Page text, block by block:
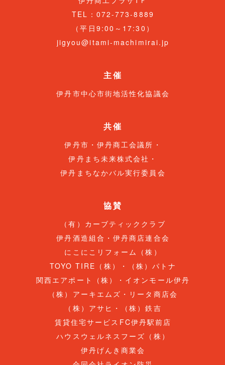
TEL：072-773-8889
（平日9:00～17:30）
jigyou@itami-machimirai.jp
主催
伊丹市中心市街地活性化協議会
共催
伊丹市・伊丹商工会議所・
伊丹まち未来株式会社・
伊丹まちなかバル実行委員会
協賛
（有）カーブティッククラブ
伊丹酒造組合・伊丹商店連合会
にこにこリフォーム（株）
TOYO TIRE（株）・（株）パトナ
関西エアポート（株）・イオンモール伊丹
（株）アーキエムズ・リータ商店会
（株）アサヒ・（株）鉄吉
賃貸住宅サービスFC伊丹駅前店
ハウスウェルネスフーズ（株）
伊丹げんき商業会